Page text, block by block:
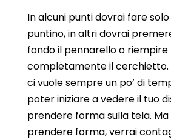
In alcuni punti dovrai fare
puntino, in altri dovrai
fondo il pennarello o riempire
completamente il cerchietto.
ci vuole sempre un po’ di
poter iniziare a vedere il tuo
prendere forma sulla tela.
prendere forma, verrai